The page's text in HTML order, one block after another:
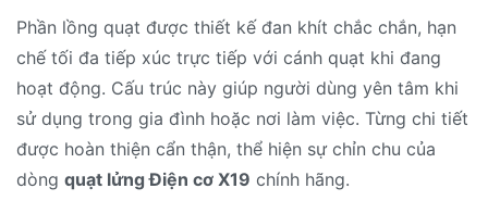
Phần lồng quạt được thiết kế đan khít chắc chắn, hạn
chế tối đa tiếp xúc trực tiếp với cánh quạt khi đang
hoạt động. Cấu trúc này giúp người dùng yên tâm khi
sử dụng trong gia đình hoặc nơi làm việc. Từng chi tiết
được hoàn thiện cẩn thận, thể hiện sự chỉn chu của
dòng quạt lửng Điện cơ X19 chính hãng.